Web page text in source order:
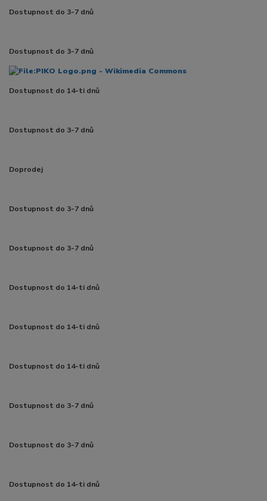
Dostupnost do 3-7 dnů
Dostupnost do 3-7 dnů
Dostupnost do 14-ti dnů
Dostupnost do 3-7 dnů
Doprodej
Dostupnost do 3-7 dnů
Dostupnost do 3-7 dnů
Dostupnost do 14-ti dnů
Dostupnost do 14-ti dnů
Dostupnost do 14-ti dnů
Dostupnost do 3-7 dnů
Dostupnost do 3-7 dnů
Dostupnost do 14-ti dnů